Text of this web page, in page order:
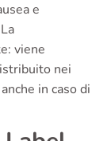
e
viene
nei
in caso di